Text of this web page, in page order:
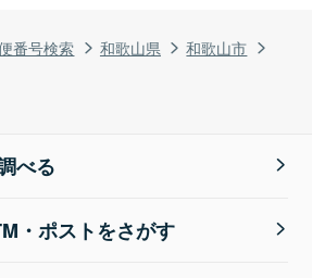
番号検索 和歌山県
和歌山市
べる
・ポストをさがす